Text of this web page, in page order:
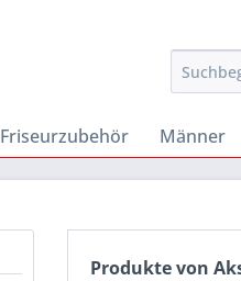
Friseurzubehör Männer
Produkte von